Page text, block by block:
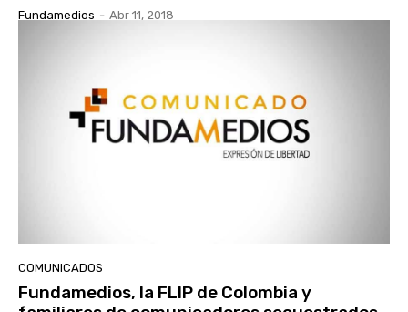
Fundamedios - Abr 11, 2018
COMUNICADOS
Fundamedios, la FLIP de Colombia y